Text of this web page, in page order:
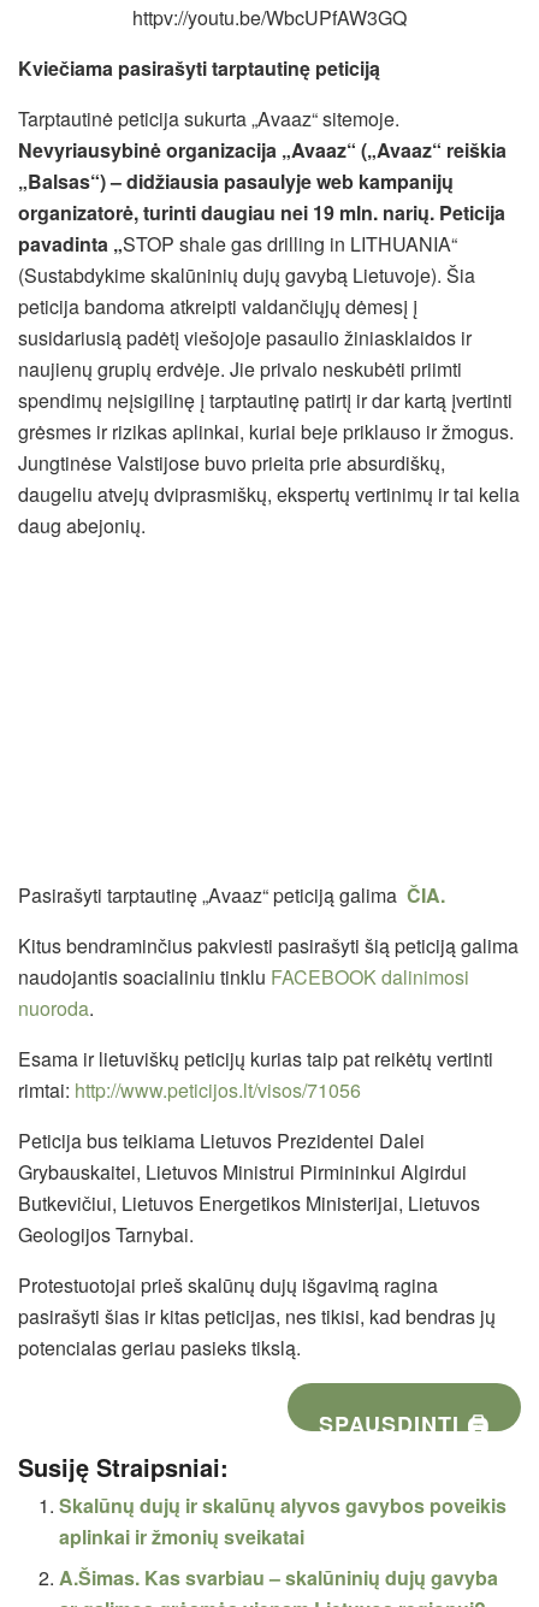
httpv://youtu.be/WbcUPfAW3GQ
Kviečiama pasirašyti tarptautinę peticiją
Tarptautinė peticija sukurta „Avaaz“ sitemoje.
Nevyriausybinė organizacija „Avaaz“ („Avaaz“ reiškia
„Balsas“) – didžiausia pasaulyje web kampanijų
organizatorė, turinti daugiau nei 19 mln. narių. Peticija
pavadinta „STOP shale gas drilling in LITHUANIA“
(Sustabdykime skalūninių dujų gavybą Lietuvoje). Šia
peticija bandoma atkreipti valdančiųjų dėmesį į
susidariusią padėtį viešojoje pasaulio žiniasklaidos ir
naujienų grupių erdvėje. Jie privalo neskubėti priimti
spendimų neįsigilinę į tarptautinę patirtį ir dar kartą įvertinti
grėsmes ir rizikas aplinkai, kuriai beje priklauso ir žmogus.
Jungtinėse Valstijose buvo prieita prie absurdiškų,
daugeliu atvejų dviprasmiškų, ekspertų vertinimų ir tai kelia
daug abejonių.
Pasirašyti tarptautinę „Avaaz“ peticiją galima ČIA.
Kitus bendraminčius pakviesti pasirašyti šią peticiją galima
naudojantis soacialiniu tinklu FACEBOOK dalinimosi
nuoroda.
Esama ir lietuviškų peticijų kurias taip pat reikėtų vertinti
rimtai: http://www.peticijos.lt/visos/71056
Peticija bus teikiama Lietuvos Prezidentei Dalei
Grybauskaitei, Lietuvos Ministrui Pirmininkui Algirdui
Butkevičiui, Lietuvos Energetikos Ministerijai, Lietuvos
Geologijos Tarnybai.
Protestuotojai prieš skalūnų dujų išgavimą ragina
pasirašyti šias ir kitas peticijas, nes tikisi, kad bendras jų
potencialas geriau pasieks tikslą.
SPAUSDINTI 🖨
Susiję Straipsniai:
Skalūnų dujų ir skalūnų alyvos gavybos poveikis
aplinkai ir žmonių sveikatai
A.Šimas. Kas svarbiau – skalūninių dujų gavyba